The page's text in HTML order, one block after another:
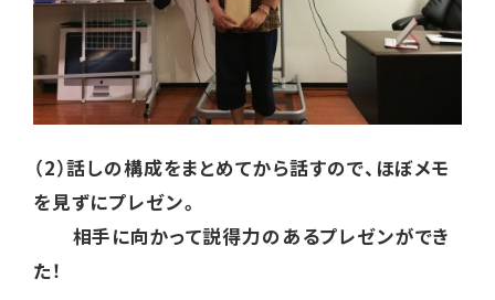
（2）話しの構成をまとめてから話すので、ほぼメモ
を見ずにプレゼン。
相手に向かって説得力のあるプレゼンができ
た！